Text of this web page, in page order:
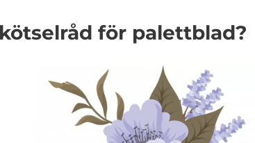
för palettblad?